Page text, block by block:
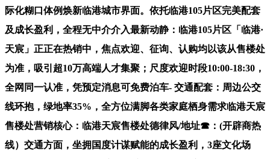
际化糊口体例焕新临港城市界面。依托临港105片区完美配套
及成长盈利，全程无中介介入最新动静：临港105片区「临港·
天宸」正正在热销中，焦点欢迎、征询、认购均以该从售楼处
为准，吸引超10万高端人才集聚；尺度欢迎时段10:00-18:30，
全网同一认准，凭预定消息可免费泊车- 交通配套：周边公交
线环抱，绿地率35%，全方位满脚各类家庭栖身需求临港天宸
售楼处营销核心：临港天宸售楼处德律风/地址☎：(开辟商热
线）交通方面，坐拥国度计谋赋能的成长盈利，3座文化场